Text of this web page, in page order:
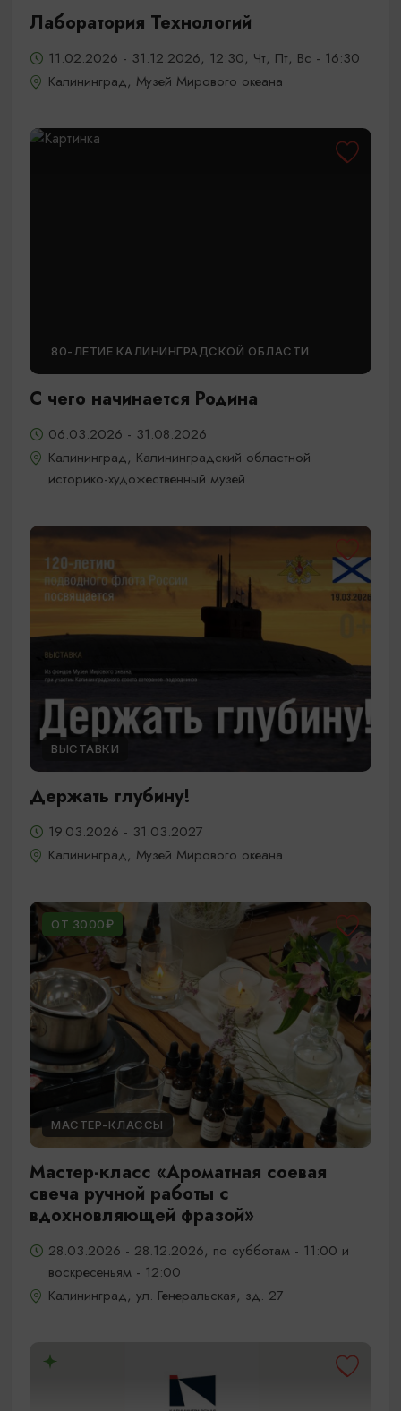
Лаборатория Технологий
11.02.2026 - 31.12.2026, 12:30, Чт, Пт, Вс - 16:30
Калининград, Музей Мирового океана
80-ЛЕТИЕ КАЛИНИНГРАДСКОЙ ОБЛАСТИ
С чего начинается Родина
06.03.2026 - 31.08.2026
Калининград, Калининградский областной
историко-художественный музей
ВЫСТАВКИ
Держать глубину!
19.03.2026 - 31.03.2027
Калининград, Музей Мирового океана
ОТ 3000₽
МАСТЕР-КЛАССЫ
Мастер-класс «Ароматная соевая
свеча ручной работы с
вдохновляющей фразой»
28.03.2026 - 28.12.2026, по субботам - 11:00 и
воскресеньям - 12:00
Калининград, ул. Генеральская, зд. 27